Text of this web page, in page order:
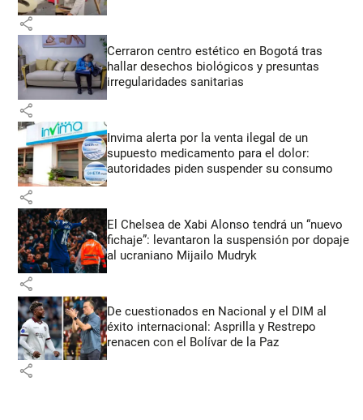
share
Cerraron centro estético en Bogotá tras
hallar desechos biológicos y presuntas
irregularidades sanitarias
share
Invima alerta por la venta ilegal de un
supuesto medicamento para el dolor:
autoridades piden suspender su consumo
share
El Chelsea de Xabi Alonso tendrá un “nuevo
fichaje”: levantaron la suspensión por dopaje
al ucraniano Mijailo Mudryk
share
De cuestionados en Nacional y el DIM al
éxito internacional: Asprilla y Restrepo
renacen con el Bolívar de la Paz
share